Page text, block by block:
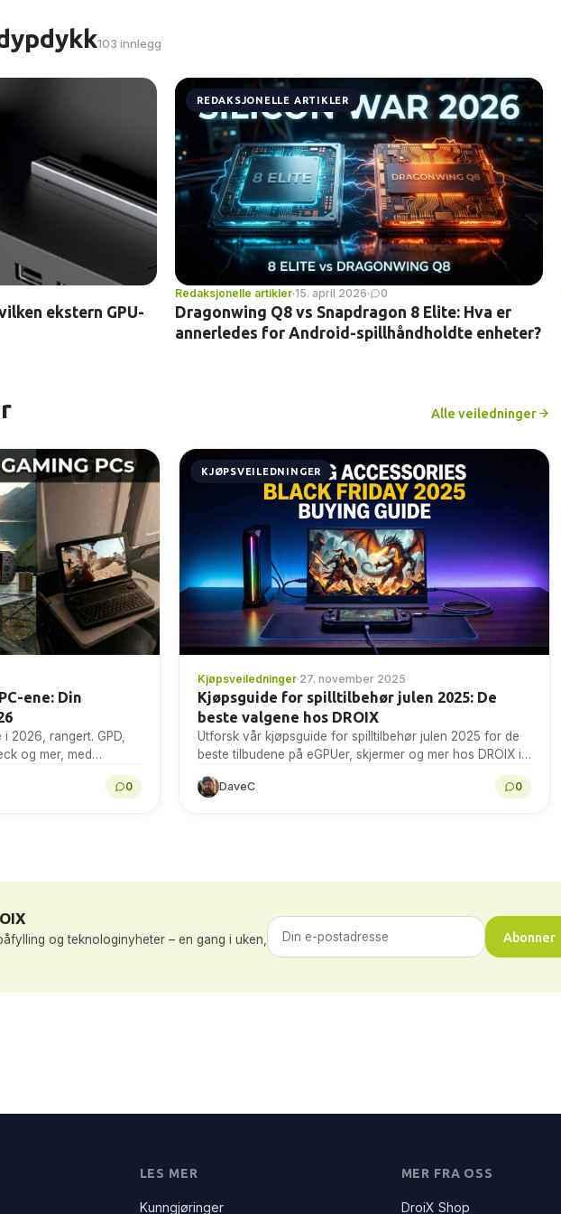
103 innlegg
ekstern GPU-
REDAKSJONELLE ARTIKLER
Redaksjonelle artikler·15. april 2026· 0
Dragonwing Q8 vs Snapdragon 8 Elite: Hva er
annerledes for Android-spillhåndholdte enheter?
Alle veiledninger
ene: Din
2026, rangert. GPD,
og mer, med
for kjøp.
0
KJØPSVEILEDNINGER
Kjøpsveiledninger·27. november 2025
Kjøpsguide for spilltilbehør julen 2025: De
beste valgene hos DROIX
Utforsk vår kjøpsguide for spilltilbehør julen 2025 for de
beste tilbudene på eGPUer, skjermer og mer hos DROIX i
dag!
DaveC 0
og teknologinyheter – en gang i uken,
Abonner
LES MER
Kunngjøringer
MER FRA OSS
DroiX Shop